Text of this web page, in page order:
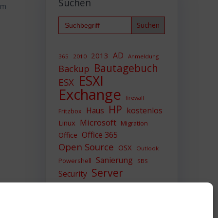
Suchen
Search
for:
365 2010 2013 AD Anmeldung
Backup Bautagebuch
ESX ESXI
Exchange firewall
Fritzbox Haus HP kostenlos
Linux Microsoft Migration
Office Office 365
Open Source OSX Outlook
Powershell Sanierung SBS
Security Server
Sicherheit SIEM